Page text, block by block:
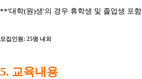
**'대학(원)생'의 경우 휴학생 및 졸업생 포함
모집인원: 25명 내외
5. 교육내용